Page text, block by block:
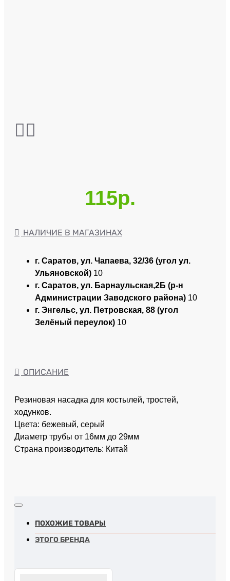
115р.
НАЛИЧИЕ В МАГАЗИНАХ
г. Саратов, ул. Чапаева, 32/36 (угол ул.
Ульяновской) 10
г. Саратов, ул. Барнаульская,2Б (р-н
Администрации Заводского района) 10
г. Энгельс, ул. Петровская, 88 (угол
Зелёный переулок) 10
ОПИСАНИЕ
Резиновая насадка для костылей, тростей,
ходунков.
Цвета: бежевый, серый
Диаметр трубы от 16мм до 29мм
Страна производитель: Китай
ПОХОЖИЕ ТОВАРЫ
ЭТОГО БРЕНДА